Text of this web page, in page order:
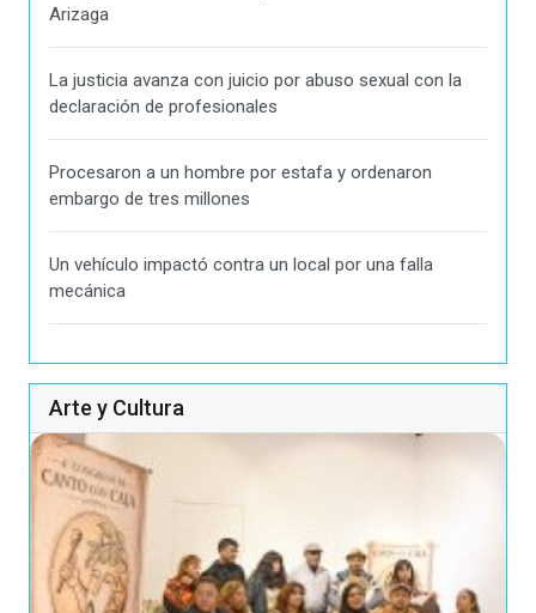
Arizaga
La justicia avanza con juicio por abuso sexual con la
declaración de profesionales
Procesaron a un hombre por estafa y ordenaron
embargo de tres millones
Un vehículo impactó contra un local por una falla
mecánica
Arte y Cultura